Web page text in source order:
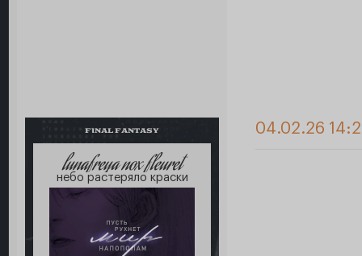
FINAL FANTASY
lunafreya nox fleuret
небо растеряло краски
04.02.26